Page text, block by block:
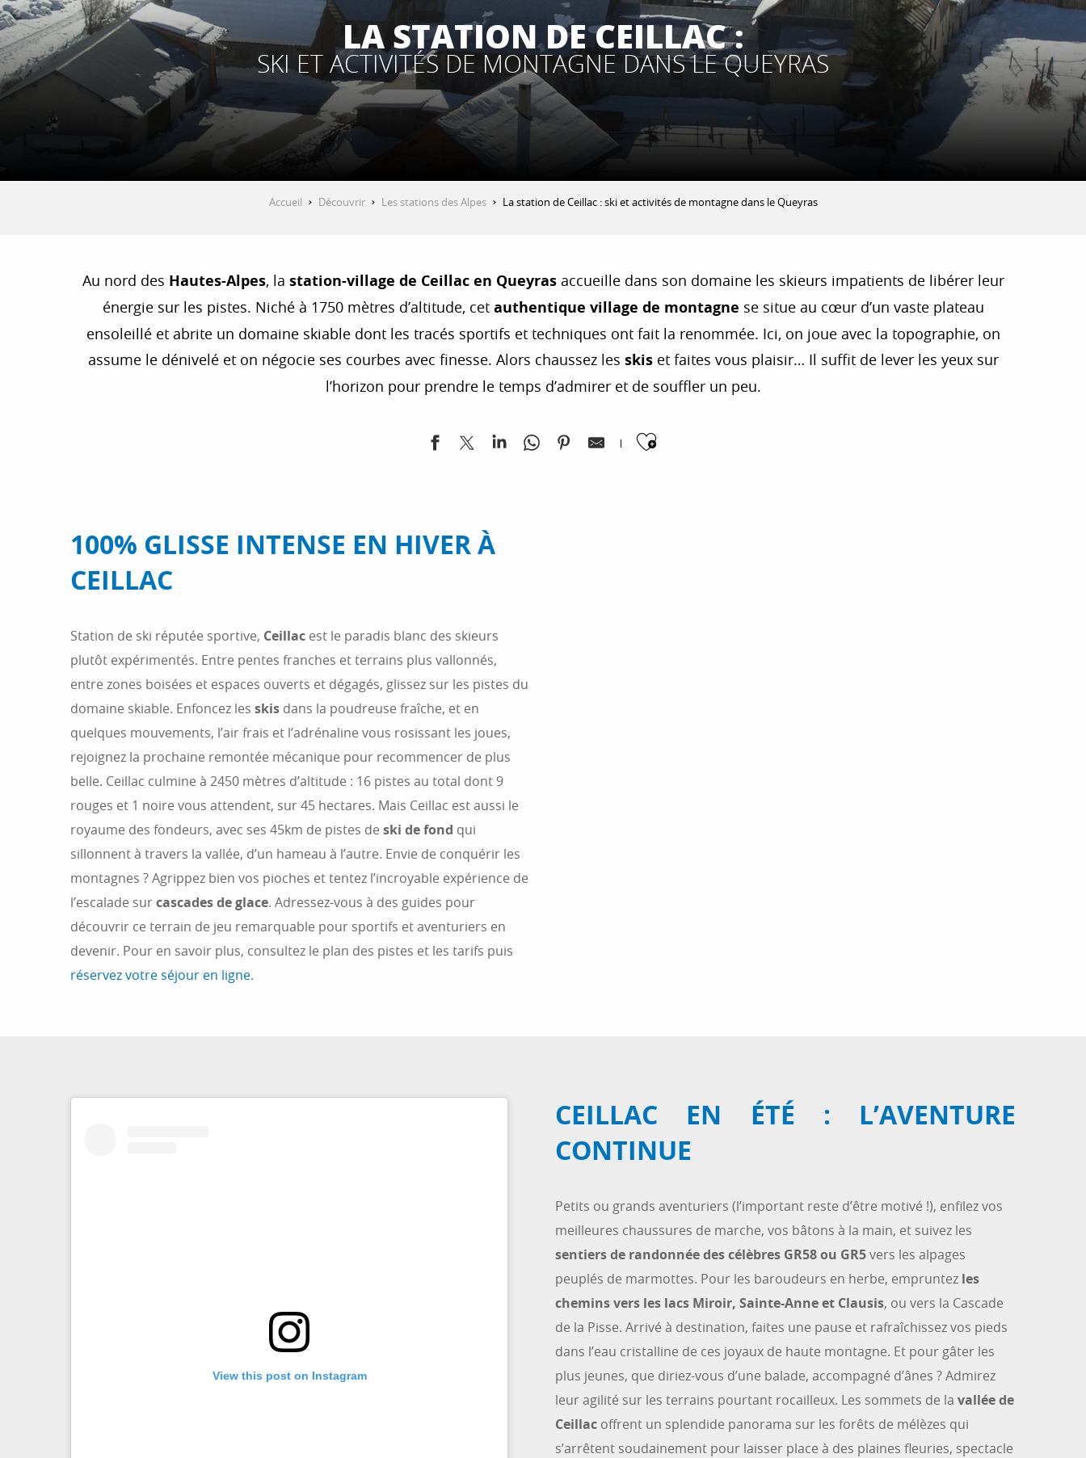
LA STATION DE CEILLAC :
SKI ET ACTIVITÉS DE MONTAGNE DANS LE QUEYRAS
Accueil Découvrir Les stations des Alpes La station de Ceillac : ski et activités de montagne dans le Queyras
Au nord des Hautes-Alpes, la station-village de Ceillac en Queyrasaccueille dans son domaine les skieurs impatients de libérer leur
énergie sur les pistes. Niché à 1750 mètres d’altitude, cet authentique village de montagne se situe au cœur d’un vaste plateau
ensoleillé et abrite un domaine skiable dont les tracés sportifs et techniques ont fait la renommée. Ici, on joue avec la topographie, on
assume le dénivelé et on négocie ses courbes avec finesse. Alors chaussez les skiset faites vous plaisir… Il suffit de lever les yeux sur
l’horizon pour prendre le temps d’admirer et de souffler un peu.
Ajouter aux favoris
100% GLISSE INTENSE EN HIVER À
CEILLAC
Station de ski réputée sportive, Ceillac est le paradis blanc des skieurs
plutôt expérimentés. Entre pentes franches et terrains plus vallonnés,
entre zones boisées et espaces ouverts et dégagés, glissez sur les pistes du
domaine skiable. Enfoncez les skis dans la poudreuse fraîche, et en
quelques mouvements, l’air frais et l’adrénaline vous rosissant les joues,
rejoignez la prochaine remontée mécanique pour recommencer de plus
belle. Ceillac culmine à 2450 mètres d’altitude : 16 pistes au total dont 9
rouges et 1 noire vous attendent, sur 45 hectares. Mais Ceillac est aussi le
royaume des fondeurs, avec ses 45km de pistes de ski de fond qui
sillonnent à travers la vallée, d’un hameau à l’autre. Envie de conquérir les
montagnes ? Agrippez bien vos pioches et tentez l’incroyable expérience de
l’escalade surcascades de glace. Adressez-vous à des guides pour
découvrir ce terrain de jeu remarquable pour sportifs et aventuriers en
devenir. Pour en savoir plus, consultez le plan des pistes et les tarifs puis
réservez votre séjour en ligne.
View this post on Instagram
CEILLAC EN ÉTÉ : L’AVENTURE
CONTINUE
Petits ou grands aventuriers (l’important reste d’être motivé !), enfilez vos
meilleures chaussures de marche, vos bâtons à la main, et suivez les
sentiers de randonnée des célèbres GR58 ou GR5vers les alpages
peuplés de marmottes. Pour les baroudeurs en herbe, empruntez les
chemins vers les lacs Miroir, Sainte-Anne et Clausis, ou vers la Cascade
de la Pisse. Arrivé à destination, faites une pause et rafraîchissez vos pieds
dans l’eau cristalline de ces joyaux de haute montagne. Et pour gâter les
plus jeunes, que diriez-vous d’une balade, accompagné d’ânes ? Admirez
leur agilité sur les terrains pourtant rocailleux. Les sommets de la vallée de
Ceillac offrent un splendide panorama sur les forêts de mélèzes qui
s’arrêtent soudainement pour laisser place à des plaines fleuries, spectacle